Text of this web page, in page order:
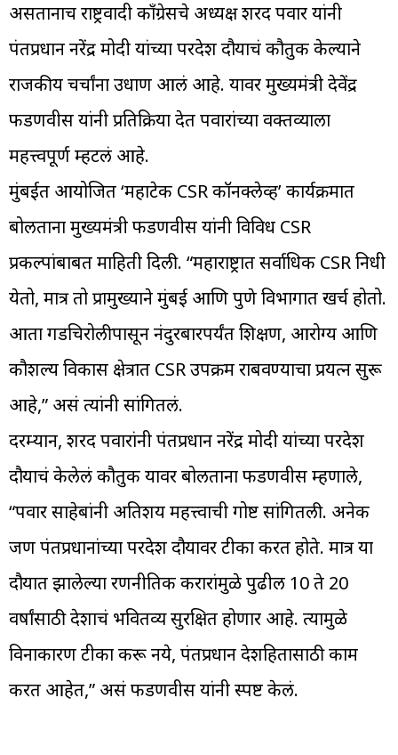
असतानाच राष्ट्रवादी काँग्रेसचे अध्यक्ष शरद पवार यांनी
पंतप्रधान नरेंद्र मोदी यांच्या परदेश दौऱ्याचं कौतुक केल्याने
राजकीय चर्चांना उधाण आलं आहे. यावर मुख्यमंत्री देवेंद्र
फडणवीस यांनी प्रतिक्रिया देत पवारांच्या वक्तव्याला
महत्त्वपूर्ण म्हटलं आहे.
मुंबईत आयोजित ‘महाटेक CSR कॉनक्लेव्ह’ कार्यक्रमात
बोलताना मुख्यमंत्री फडणवीस यांनी विविध CSR
प्रकल्पांबाबत माहिती दिली. “महाराष्ट्रात सर्वाधिक CSR निधी
येतो, मात्र तो प्रामुख्याने मुंबई आणि पुणे विभागात खर्च होतो.
आता गडचिरोलीपासून नंदुरबारपर्यंत शिक्षण, आरोग्य आणि
कौशल्य विकास क्षेत्रात CSR उपक्रम राबवण्याचा प्रयत्न सुरू
आहे,” असं त्यांनी सांगितलं.
दरम्यान, शरद पवारांनी पंतप्रधान नरेंद्र मोदी यांच्या परदेश
दौऱ्याचं केलेलं कौतुक यावर बोलताना फडणवीस म्हणाले,
“पवार साहेबांनी अतिशय महत्त्वाची गोष्ट सांगितली. अनेक
जण पंतप्रधानांच्या परदेश दौऱ्यावर टीका करत होते. मात्र या
दौऱ्यात झालेल्या रणनीतिक करारांमुळे पुढील 10 ते 20
वर्षांसाठी देशाचं भवितव्य सुरक्षित होणार आहे. त्यामुळे
विनाकारण टीका करू नये, पंतप्रधान देशहितासाठी काम
करत आहेत,” असं फडणवीस यांनी स्पष्ट केलं.